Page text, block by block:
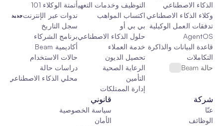
الذكاء الاصطناعي
وكلاء الذكاء الاصطناعي
تدفقات العمل الوكيلية
AgentOS
قاعدة البيانات والذاكرة والقماش
التكاملات
حالة Beam
التوظيف وخدمات التعهيد الخارجي
اكتساب المواهب
بي بي أو
حلول الذكاء الاصطناعي المخصصة
خدمة العملاء
تحصيل الديون
الرعاية الصحية
التأمين
إدارة الممتلكات
أتمتة الوكلاء 101
ندوات عبر الإنترنتجديد
سجل التاريخ
برنامج الشركاء
أكاديمية Beam
حالات الاستخدام
دراسات حالة
محلي الذكاء الاصطناعي
شركة
عنّا
الوظائف
قانوني
سياسة الخصوصية
الأمان